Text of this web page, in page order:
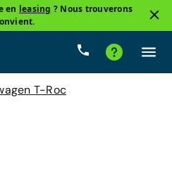
en leasing ? Nous trouverons
T-Roc